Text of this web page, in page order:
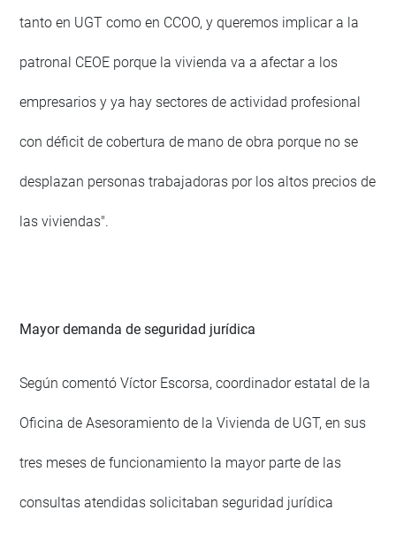
tanto en UGT como en CCOO, y queremos implicar a la
patronal CEOE porque la vivienda va a afectar a los
empresarios y ya hay sectores de actividad profesional
con déficit de cobertura de mano de obra porque no se
desplazan personas trabajadoras por los altos precios de
las viviendas".
Mayor demanda de seguridad jurídica
Según comentó Víctor Escorsa, coordinador estatal de la
Oficina de Asesoramiento de la Vivienda de UGT, en sus
tres meses de funcionamiento la mayor parte de las
consultas atendidas solicitaban seguridad jurídica